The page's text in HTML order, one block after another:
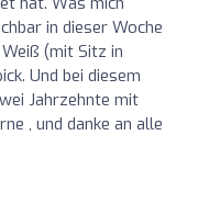
in dieser Woche
(mit Sitz in
Und bei diesem
Jahrzehnte mit
, und danke an alle